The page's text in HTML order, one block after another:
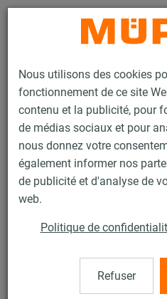
Nous utilisons des cookies
fonctionnement de ce site
contenu et la publicité, pour
de médias sociaux et pour
nous donnez votre
également informer nos
de publicité et d'analyse de
web.
Politique de
Refuser
Produits Technique de fixation
Colliers pour la fixation de gaines
Collier
Collier pour gaine de